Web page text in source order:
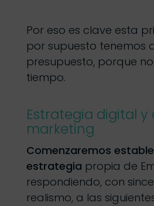
Por eso es clave esta
por supuesto tenemos
presupuesto, porque
tiempo.
Estrategia digital y
marketing
Comenzaremos
estrategia propia de
respondiendo, con
realismo, a las